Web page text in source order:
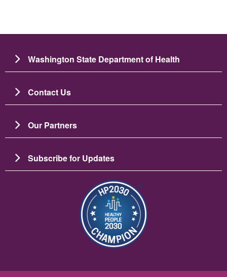
Washington State Department of Health
Contact Us
Our Partners
Subscribe for Updates
Image